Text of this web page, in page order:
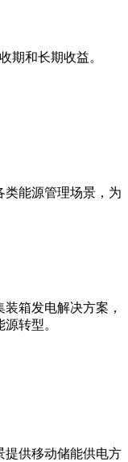
期和长期收益。
类能源管理场景，为
箱发电解决方案，
转型。
提供移动储能供电方